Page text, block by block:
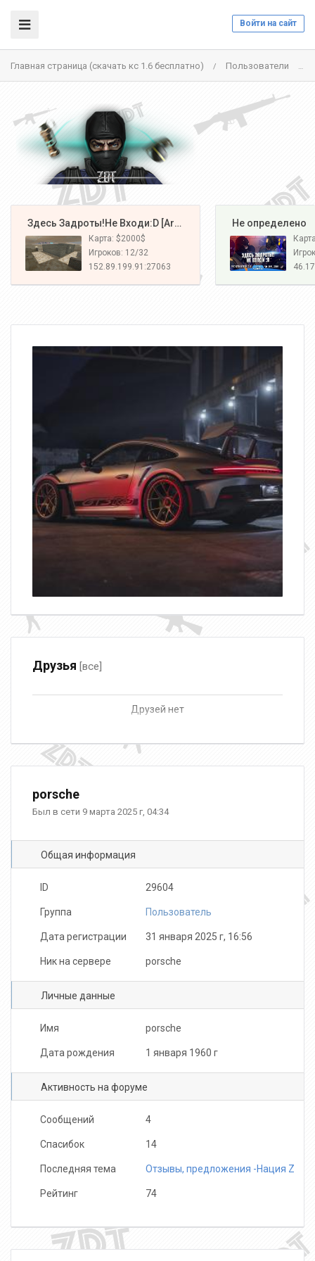
Войти на сайт
Главная страница (скачать кс 1.6 бесплатно) / Пользователи
️ Здесь Задроты!Не Входи:D [Army#1]
Карта: $2000$
Игроков: 12/32
152.89.199.91:27063
️ Не определено
Друзья [все]
Друзей нет
porsche
Был в сети 9 марта 2025 г, 04:34
Общая информация
ID 29604
Группа Пользователь
Дата регистрации 31 января 2025 г, 16:56
Ник на сервере porsche
Личные данные
Имя porsche
Дата рождения 1 января 1960 г
Активность на форуме
Сообщений 4
Спасибок 14
Последняя тема Отзывы, предложения -Нация Z
Рейтинг 74